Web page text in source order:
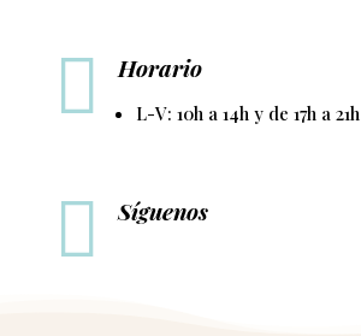
 Horario
L-V: 10h a 14h y de 17h a 21h
 Síguenos